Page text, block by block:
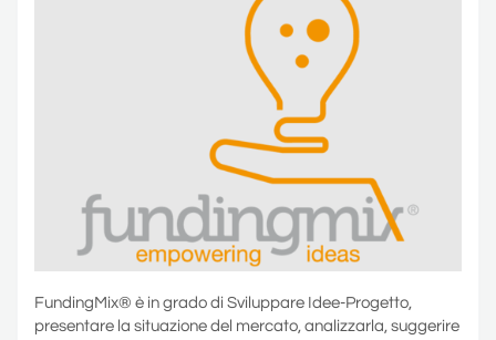
FundingMix® è in grado di Sviluppare Idee-Progetto,
presentare la situazione del mercato, analizzarla, suggerire